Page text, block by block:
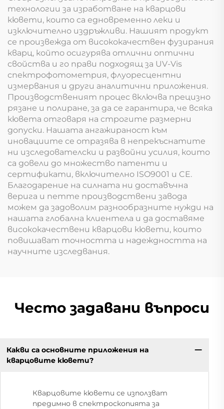
технологии за изработване на кварцови
кювети, които са едновременно леки и
изключително издръжливи. Нашият продукт
се произвежда от висококачествен фузирания
кварц, който осигурява отлични оптични
свойства и го прави подходящ за UV-Vis
спектрофотометрия, флуоресцентни
измервания и други аналитични приложения.
Производственият процес включва прецизно
рязане и полиране, за да се гарантира, че всяка
кювета отговаря на строгите размерни
допуски. Нашата ангажираност към
иновациите се отразява в непрекъснатите
ни изследователски и развойни усилия, които
са довели до множество патенти и
сертификати, включително ISO9001 и CE.
Благодарение на силната ни доставъчна
верига и петте производствени завода
можем да задоволим разнообразните нужди на
нашата глобална клиентела и да доставяме
висококачествени кварцови кювети, които
повишават точността и надеждността на
научните изследвания.
Често задавани въпроси
Какви са основните приложения на
кварцовите кювети?
Кварцовите кювети се използват
предимно в спектроскопията за